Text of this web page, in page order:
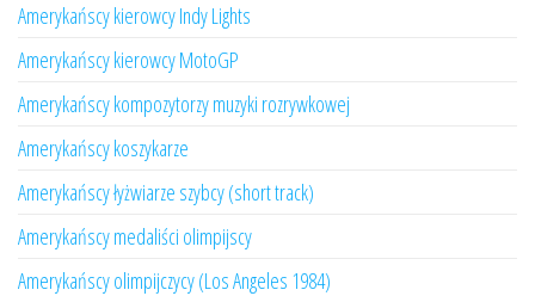
Amerykańscy kierowcy Indy Lights
Amerykańscy kierowcy MotoGP
Amerykańscy kompozytorzy muzyki rozrywkowej
Amerykańscy koszykarze
Amerykańscy łyżwiarze szybcy (short track)
Amerykańscy medaliści olimpijscy
Amerykańscy olimpijczycy (Los Angeles 1984)